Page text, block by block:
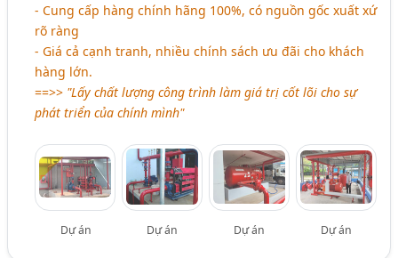
- Cung cấp hàng chính hãng 100%, có nguồn gốc xuất xứ
rõ ràng
- Giá cả cạnh tranh, nhiều chính sách ưu đãi cho khách
hàng lớn.
==>> "Lấy chất lượng công trình làm giá trị cốt lõi cho sự
phát triển của chính mình"
Dự án Dự án Dự án Dự án